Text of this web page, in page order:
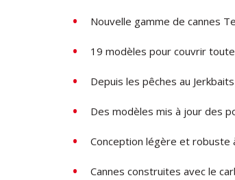
Nouvelle gamme de cannes
19 modèles pour couvrir
Depuis les pêches au
Des modèles mis à jour des
Conception légère et robuste
Cannes construites avec le